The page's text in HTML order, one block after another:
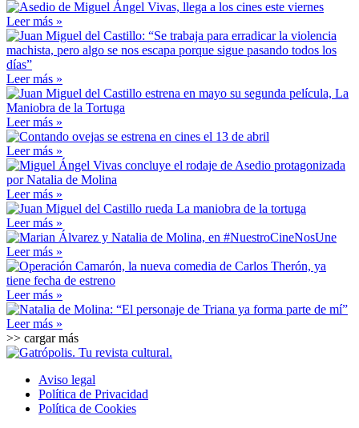
Leer más »
Leer más »
Leer más »
Leer más »
Leer más »
Leer más »
Leer más »
Leer más »
Leer más »
>> cargar más
Aviso legal
Política de Privacidad
Política de Cookies